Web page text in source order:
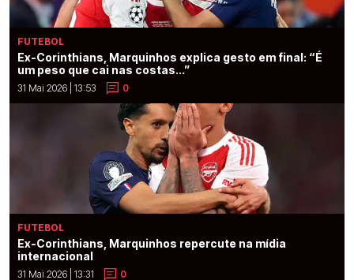
FUTEBOL
Ex-Corinthians, Marquinhos explica gesto em final: “É
um peso que cai nas costas...”
31 Mai 2026 | 13:53 0
FUTEBOL
Ex-Corinthians, Marquinhos repercute na mídia
internacional
31 Mai 2026 | 13:31 0